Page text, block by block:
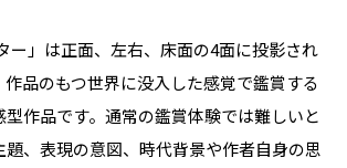
ー」は正面、左右、床面の4面に投影され
品のもつ世界に没入した感覚で鑑賞する
型作品です。通常の鑑賞体験では難しいと
題、表現の意図、時代背景や作者自身の思